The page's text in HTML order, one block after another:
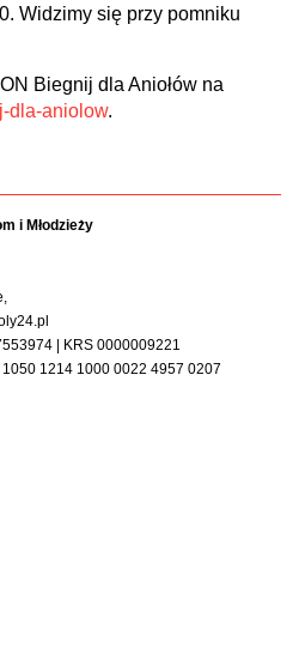
Widzimy się przy pomniku
Biegnij dla Aniołów na
dla-aniolow.
i Młodzieży
| KRS 0000009221
1214 1000 0022 4957 0207